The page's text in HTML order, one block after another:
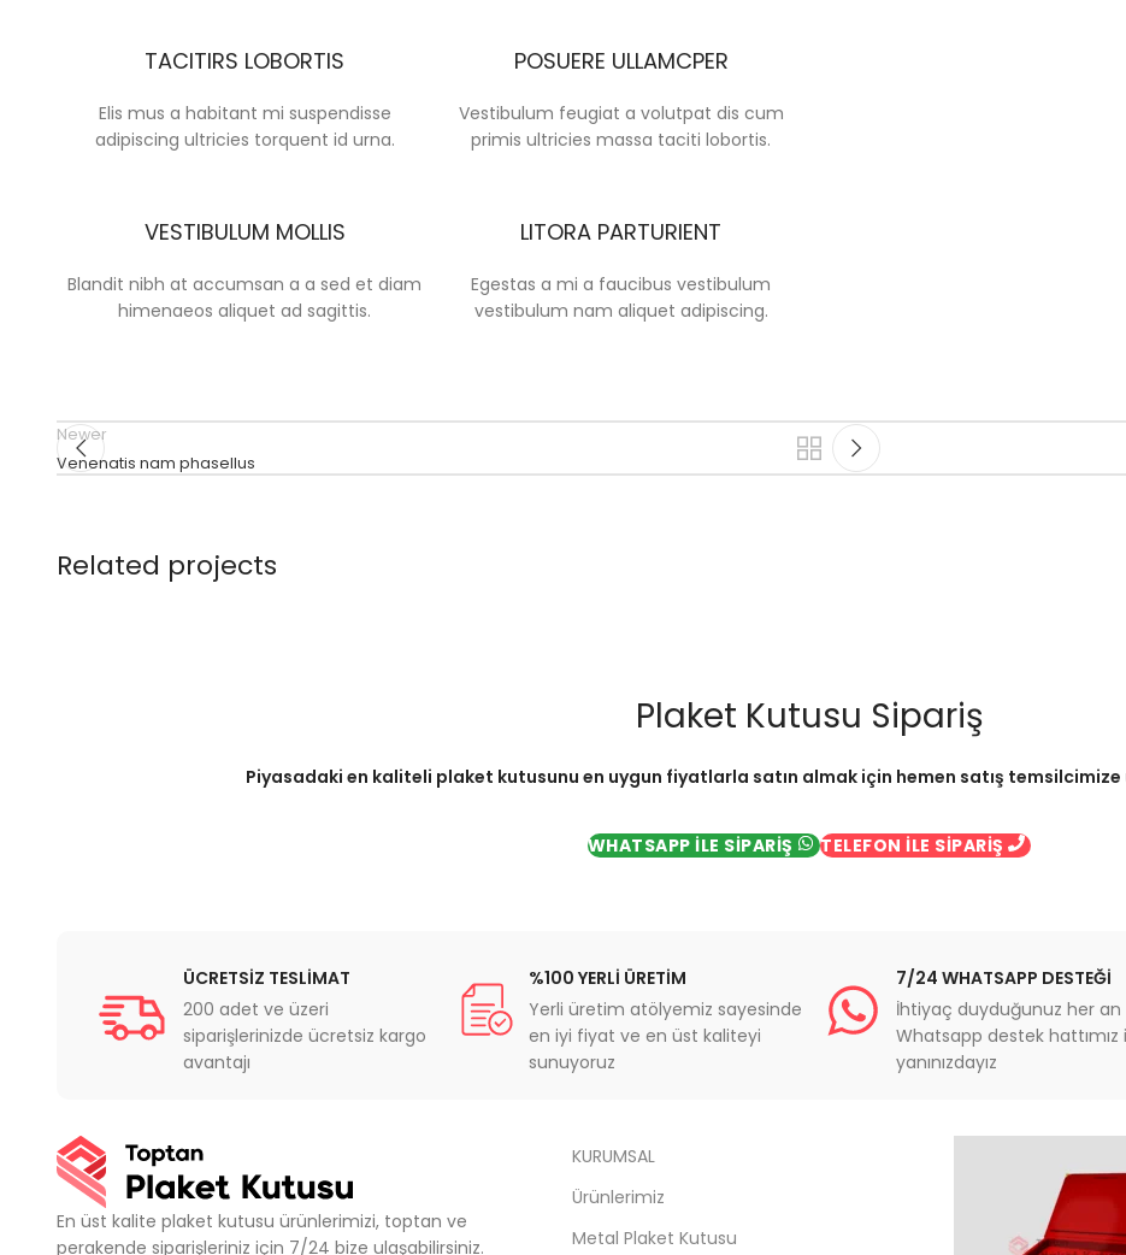
TACITIRS LOBORTIS
Elis mus a habitant mi suspendisse
adipiscing ultricies torquent id urna.
VESTIBULUM MOLLIS
Blandit nibh at accumsan a a sed et diam
himenaeos aliquet ad sagittis.
POSUERE ULLAMCPER
Vestibulum feugiat a volutpat dis cum
primis ultricies massa taciti lobortis.
LITORA PARTURIENT
Egestas a mi a faucibus vestibulum
vestibulum nam aliquet adipiscing.
Newer
Venenatis nam phasellus
Related projects
Plaket Kutusu Sipariş
Piyasadaki en kaliteli plaket kutusunu en uygun fiyatlarla satın almak için hemen satış
WHATSAPP İLE SİPARİŞ TELEFON İLE SİPARİŞ
ÜCRETSİZ TESLİMAT
200 adet ve üzeri
siparişlerinizde ücretsiz kargo
avantajı
%100 YERLİ ÜRETİM
Yerli üretim atölyemiz sayesinde
en iyi fiyat ve en üst kaliteyi
sunuyoruz
7/24 WHATSAPP DESTEĞİ
İhtiyaç duyduğunuz her an
Whatsapp destek hattımız
yanınızdayız
En üst kalite plaket kutusu ürünlerimizi, toptan ve
perakende siparişleriniz için 7/24 bize ulaşabilirsiniz.
KURUMSAL
Ürünlerimiz
Metal Plaket Kutusu